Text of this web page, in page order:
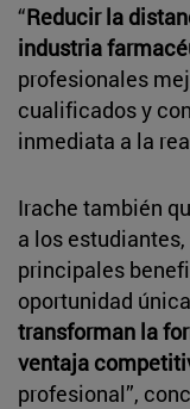
“Reducir la
industria
profesionales
cualificados y
inmediata a la
Irache también
a los
principales
oportunidad
transforman la
ventaja
profesional”,